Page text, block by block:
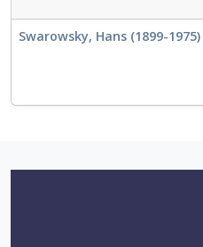
Swarowsky, Hans (1899-1975)